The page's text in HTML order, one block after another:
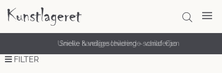
Snelle & veilige levering – vanaf €10
FILTER